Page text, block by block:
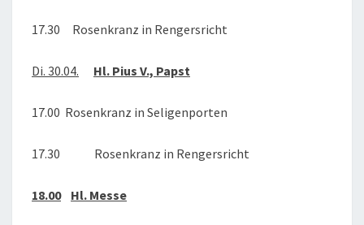
17.30 Rosenkranz in Rengersricht
Di. 30.04. Hl. Pius V., Papst
17.00 Rosenkranz in Seligenporten
17.30 Rosenkranz in Rengersricht
18.00 Hl. Messe